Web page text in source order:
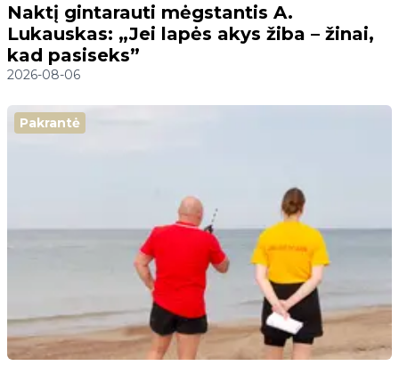
Naktį gintarauti mėgstantis A.
Lukauskas: „Jei lapės akys žiba – žinai,
kad pasiseks”
2026-08-06
Pakrantė